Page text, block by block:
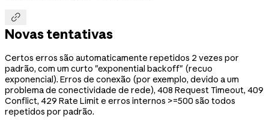

Novas tentativas
Certos erros são automaticamente repetidos 2 vezes por
padrão, com um curto "exponential backoff" (recuo
exponencial). Erros de conexão (por exemplo, devido a um
problema de conectividade de rede), 408 Request Timeout, 409
Conflict, 429 Rate Limit e erros internos >=500 são todos
repetidos por padrão.